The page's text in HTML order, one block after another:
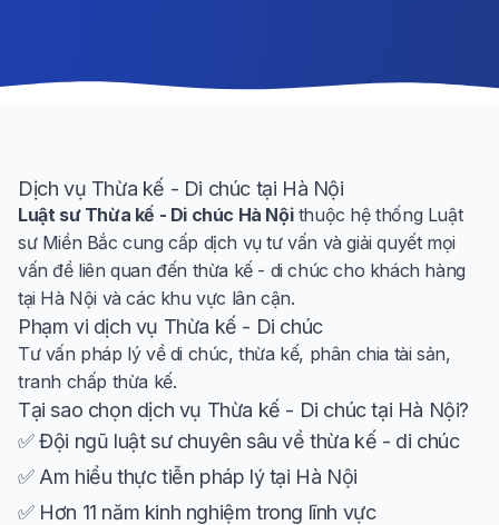
Dịch vụ Thừa kế - Di chúc tại Hà Nội
Luật sư Thừa kế - Di chúc Hà Nộithuộc hệ thống Luật
sư Miền Bắc cung cấp dịch vụ tư vấn và giải quyết mọi
vấn đề liên quan đến thừa kế - di chúc cho khách hàng
tại Hà Nội và các khu vực lân cận.
Phạm vi dịch vụ Thừa kế - Di chúc
Tư vấn pháp lý về di chúc, thừa kế, phân chia tài sản,
tranh chấp thừa kế.
Tại sao chọn dịch vụ Thừa kế - Di chúc tại Hà Nội?
✅ Đội ngũ luật sư chuyên sâu về thừa kế - di chúc
✅ Am hiểu thực tiễn pháp lý tại Hà Nội
✅ Hơn 11 năm kinh nghiệm trong lĩnh vực